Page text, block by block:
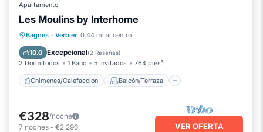
Apartamento
Les Moulins by Interhome
Bagnes · Verbier 0.44 mi al centro
10.0 Excepcional(2 Reseñas)
2 Dormitorios 1 Baño 5 Invitados 764 pies²
Chimenea/Calefacción Balcón/Terraza
Chimenea/Calefacción
Se admiten mascotas
€328/noche
7 noches - €2,296 VER OFERTA